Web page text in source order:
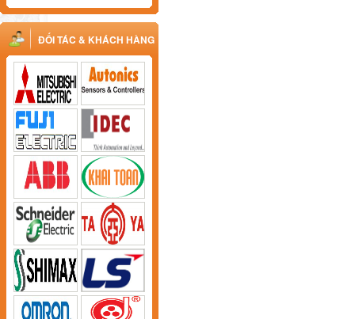
ĐỐI TÁC & KHÁCH HÀNG